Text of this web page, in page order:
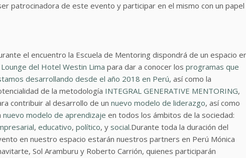
patrocinadora de este evento y participar en el mismo con un papel
el encuentro la Escuela de Mentoring dispondrá de un espacio
Lounge del Hotel Westin Lima para dar a conocer los programas que
desarrollando desde el año 2018 en Perú, así como la
de la metodología INTEGRAL GENERATIVE MENTORING,
contribuir al desarrollo de un nuevo modelo de liderazgo, así como
nuevo modelo de aprendizaje en todos los ámbitos de la sociedad:
, educativo, político, y social.Durante toda la duración del
en nuestro espacio estarán nuestros partners en Perú Mónica
Sol Aramburu y Roberto Carrión, quienes participarán